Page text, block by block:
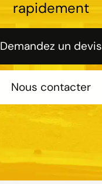
rapidement
Demandez un devis
Nous contacter